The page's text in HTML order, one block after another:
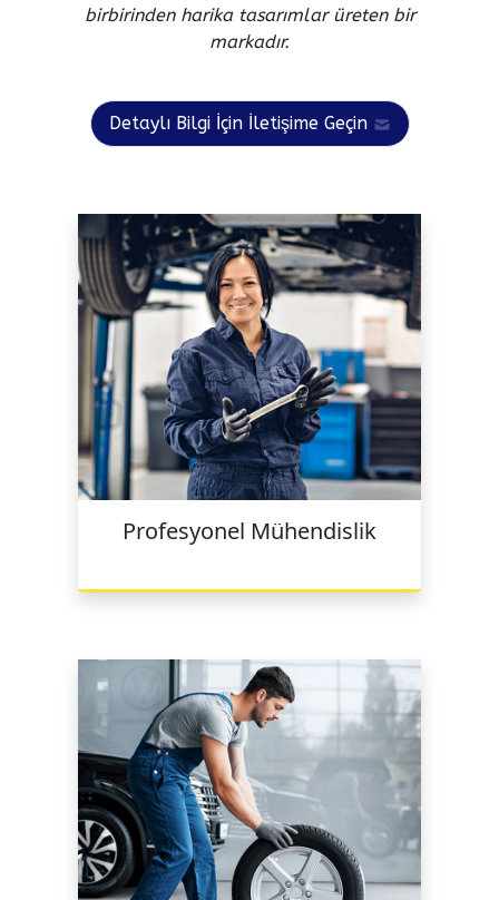
birbirinden harika tasarımlar üreten bir
markadır.
Detaylı Bilgi İçin İletişime Geçin
Profesyonel Mühendislik